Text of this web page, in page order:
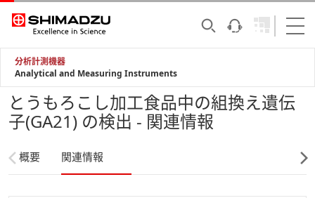
分析計測機器
Analytical and Measuring Instruments
とうもろこし加工食品中の組換え遺伝
子(GA21) の検出 - 関連情報
概要 関連情報